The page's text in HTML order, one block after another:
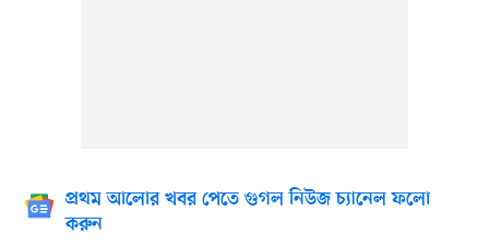
প্রথম আলোর খবর পেতে গুগল নিউজ চ্যানেল ফলো
করুন